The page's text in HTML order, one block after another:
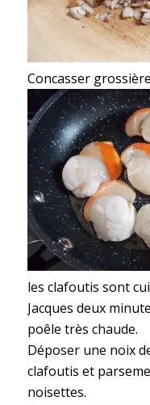
Concasser
les clafoutis sont
Jacques deux
poêle très chaude.
Déposer une noix
clafoutis et
noisettes.